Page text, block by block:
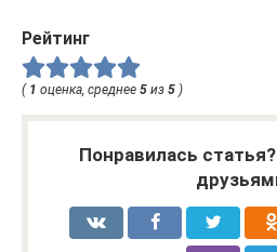
Рейтинг
( 1 оценка, среднее 5 из 5 )
Понравилась